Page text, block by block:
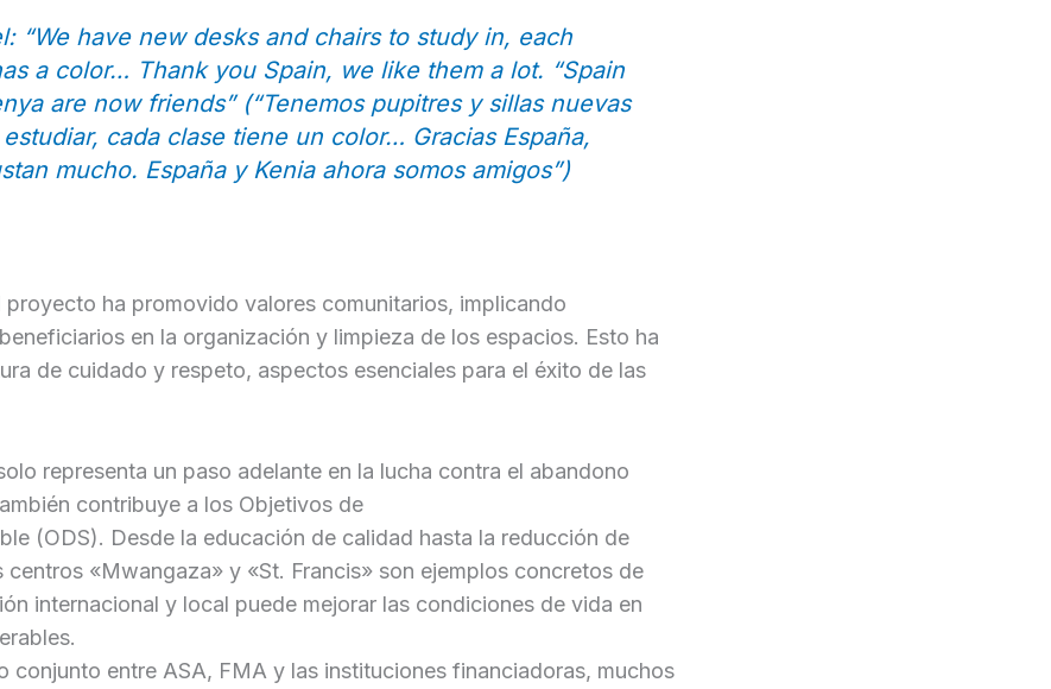
“We have new desks and chairs to study in, each
a color… Thank you Spain, we like them a lot. “Spain
are now friends” (“Tenemos pupitres y sillas nuevas
cada clase tiene un color… Gracias España,
mucho. España y Kenia ahora somos amigos”)
proyecto ha promovido valores comunitarios, implicando
en la organización y limpieza de los espacios. Esto ha
de cuidado y respeto, aspectos esenciales para el éxito de las
representa un paso adelante en la lucha contra el abandono
contribuye a los Objetivos de
(ODS). Desde la educación de calidad hasta la reducción de
centros «Mwangaza» y «St. Francis» son ejemplos concretos de
internacional y local puede mejorar las condiciones de vida en
conjunto entre ASA, FMA y las instituciones financiadoras, muchos